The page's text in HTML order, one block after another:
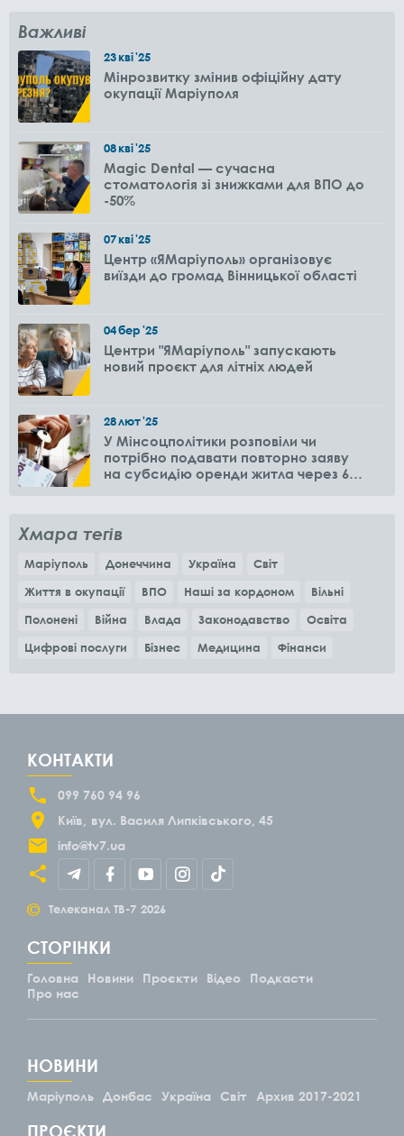
Важливі
23кві'25
Мінрозвитку змінив офіційну дату
окупації Маріуполя
08кві'25
Magic Dental — сучасна
стоматологія зі знижками для ВПО до
-50%
07кві'25
Центр «ЯМаріуполь» організовує
виїзди до громад Вінницької області
04бер'25
Центри "ЯМаріуполь" запускають
новий проєкт для літніх людей
28лют'25
У Мінсоцполітики розповіли чи
потрібно подавати повторно заяву
на субсидію оренди житла через 6
Хмара тегів
Маріуполь Донеччина Україна
Світ
Життя в окупації
ВПО Наші за кордоном
Вільні
Полонені
Війна Влада Законодавство
Освіта
Цифрові послуги
Бізнес Медицина Фінанси
КОНТАКТИ
099 760 94 96
Київ
вул. Василя Липківського, 45
info@tv7.ua
© Телеканал ТВ-7 2026
СТОРІНКИ
Головна Новини Проєкти Відео
Подкасти
Про нас
НОВИНИ
Маріуполь Донбас Україна Світ Архив 2017-2021
ПРОЄКТИ